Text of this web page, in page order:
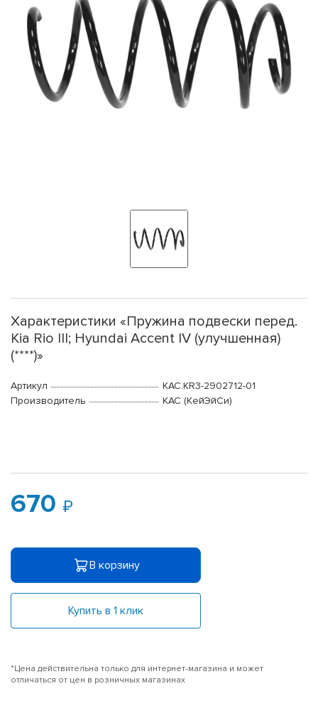
Характеристики «Пружина подвески перед.
Kia Rio III; Hyundai Accent IV (улучшенная)
(****)»
Артикул
KAC.KR3-2902712-01
Производитель
КАС (КейЭйСи)
670
В корзину
Купить в 1 клик
*Цена действительна только для интернет-магазина и может
отличаться от цен в розничных магазинах